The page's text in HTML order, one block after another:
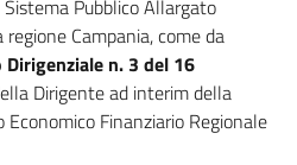
Pubblico Allargato
Campania, come da
Dirigenziale n. 3 del 16
Dirigente ad interim della
Finanziario Regionale